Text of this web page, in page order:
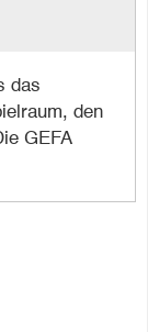
das
den
GEFA